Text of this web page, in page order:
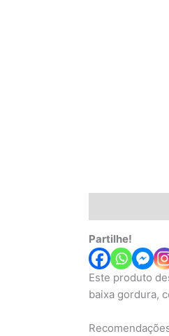
Partilhe!
Este produto
baixa gordura,